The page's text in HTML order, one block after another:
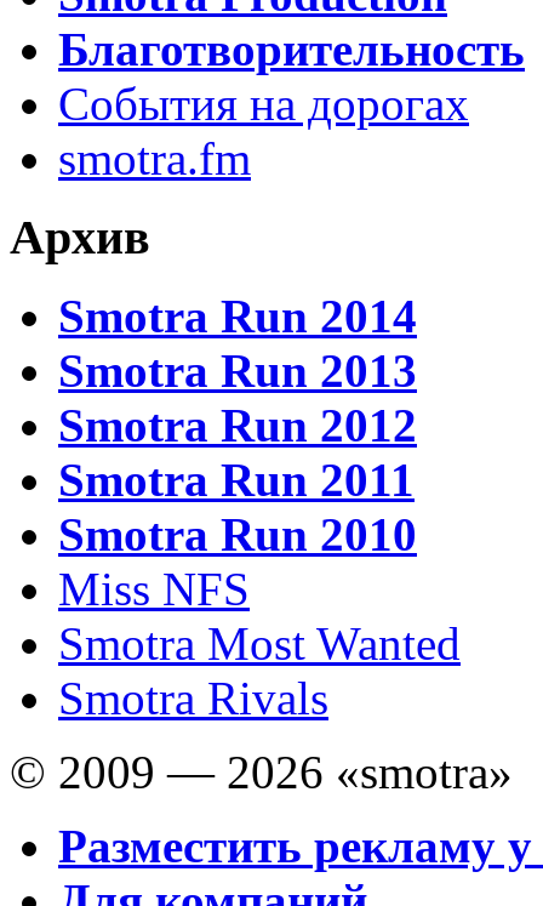
Благотворительность
События на дорогах
smotra.fm
Архив
Smotra Run 2014
Smotra Run 2013
Smotra Run 2012
Smotra Run 2011
Smotra Run 2010
Miss NFS
Smotra Most Wanted
Smotra Rivals
© 2009 — 2026 «smotra»
Разместить рекламу у